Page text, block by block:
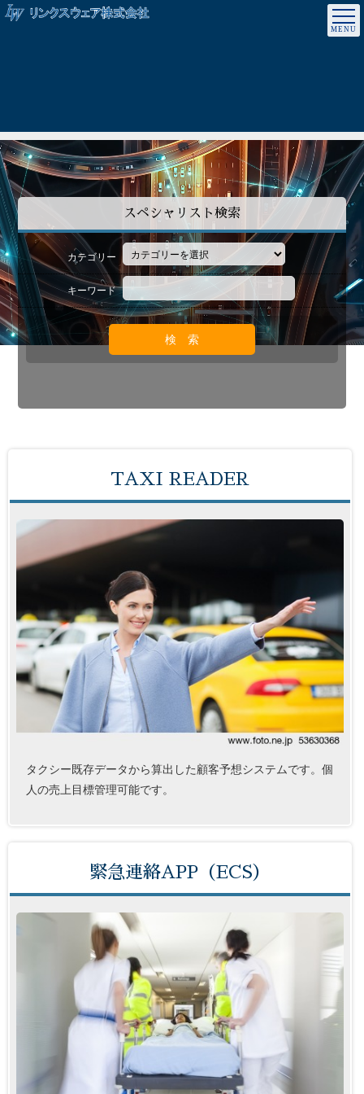
スペシャリスト検索
カテゴリー
キーワード
TAXI READER
タクシー既存データから算出した顧客予想システムです。個
人の売上目標管理可能です。
緊急連絡APP（ECS）